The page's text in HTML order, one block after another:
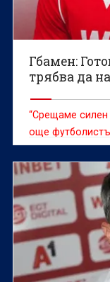
Гбамен:
трябва да
“Срещаме силен
още